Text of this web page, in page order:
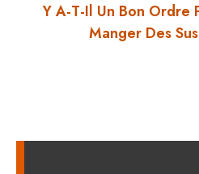
Y A-T-Il Un Bon Ordre
Manger Des